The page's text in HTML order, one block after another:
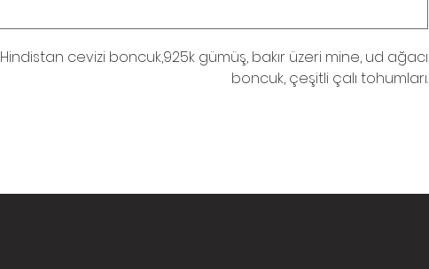
Hindistan cevizi boncuk,925k gümüş, bakır üzeri mine, ud ağacı
boncuk, çeşitli çalı tohumları.